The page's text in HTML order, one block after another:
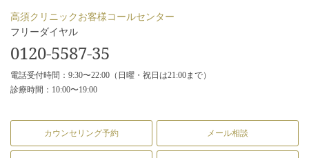
高須クリニックお客様コールセンター
フリーダイヤル
0120-5587-35
電話受付時間：9:30〜22:00（日曜・祝日は21:00まで）
診療時間：10:00〜19:00
カウンセリング予約 メール相談